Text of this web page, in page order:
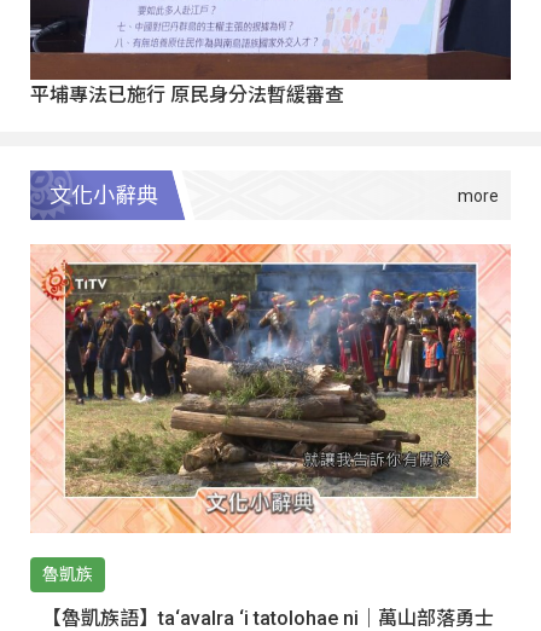
平埔專法已施行 原民身分法暫緩審查
文化小辭典
魯凱族
【魯凱族語】ta‘avalra ‘i tatolohae ni｜萬山部落勇士